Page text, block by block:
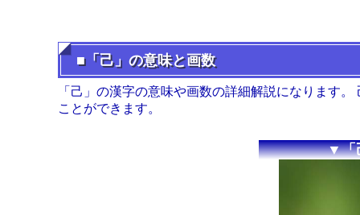
■「己」の意味と画数
「己」の漢字の意味や画数の詳細解説になります
ことができます。
▼「